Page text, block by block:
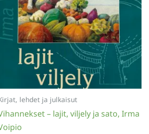
lehdet ja julkaisut
– lajit, viljely ja sato, Irma